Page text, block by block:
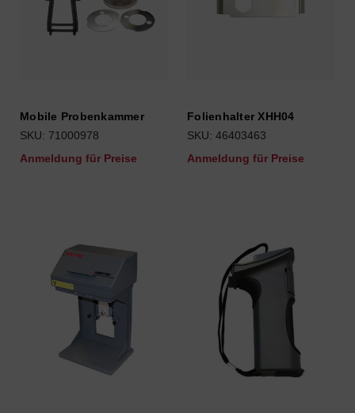
Mobile Probenkammer
SKU: 71000978
Anmeldung für Preise
Folienhalter XHH04
SKU: 46403463
Anmeldung für Preise